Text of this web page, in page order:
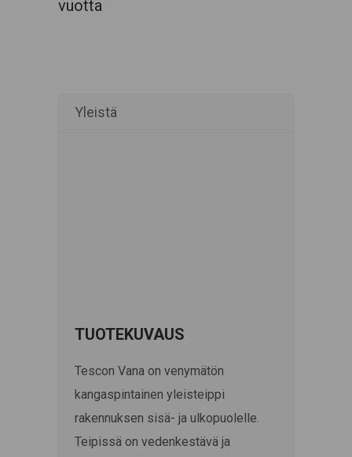
vuotta
Yleistä
TUOTEKUVAUS
Tescon Vana on venymätön
kangaspintainen yleisteippi
rakennuksen sisä- ja ulkopuolelle.
Teipissä on vedenkestävä ja